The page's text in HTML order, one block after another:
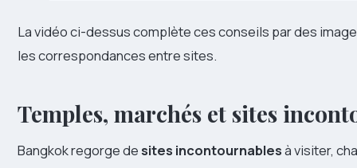
La vidéo ci-dessus complète ces conseils par des
les correspondances entre sites.
Temples, marchés et sites
Bangkok regorge desites incontournablesà visiter,